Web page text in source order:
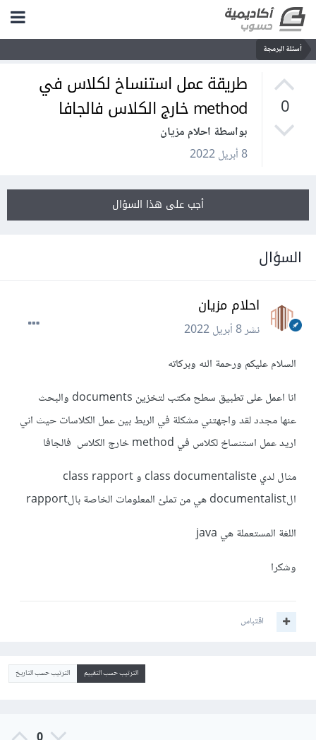
أسئلة البرمجة
0
طريقة عمل استنساخ لكلاس في
method خارج الكلاس فالجافا
بواسطة احلام مزيان
8 أبريل 2022
أجب على هذا السؤال
السؤال
احلام مزيان
نشر8 أبريل 2022
السلام عليكم ورحمة الله وبركاته
انا اعمل على تطبيق سطح مكتب لتخزين documents والبحث
عنها مجدد لقد واجهتني مشكلة في الربط بين عمل الكلاسات حيث اني
اريد عمل استنساخ لكلاس في method خارج الكلاس فالجافا
مثال لدي class documentaliste و class rapport
الdocumentalist هي من تملئ المعلومات الخاصة بالrapport
اللغة المستعملة هي java
وشكرا
اقتباس
الترتيب حسب التقييم الترتيب حسب التاريخ